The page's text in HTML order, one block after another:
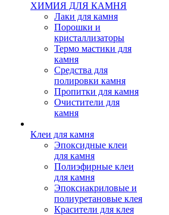
ХИМИЯ ДЛЯ КАМНЯ
Лаки для камня
Порошки и
кристаллизаторы
Термо мастики для
камня
Средства для
полировки камня
Пропитки для камня
Очистители для
камня
Клеи для камня
Эпоксидные клеи
для камня
Полиэфирные клеи
для камня
Эпоксиакриловые и
полиуретановые клея
Красители для клея